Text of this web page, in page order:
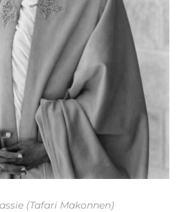
(Tafari Makonnen)